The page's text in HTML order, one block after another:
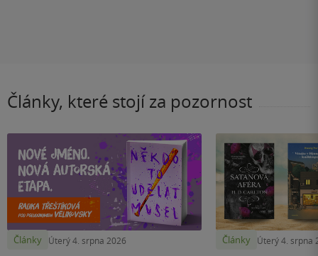
Články, které stojí za pozornost
Články Úterý 4. srpna 2026 Články Úterý 4. srpna